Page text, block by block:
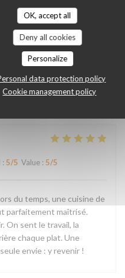
OK, accept all
Deny all cookies
Personalize
data protection policy
Cookie management policy
/5 Value:5/5
La cuisine de saison
grand merci aux cuisiniers
rentrer à pied sans trop
: 5/5 Value : 5/5
du temps, une cuisine de
parfaitement maîtrisé.
On sent le travail, la
chaque plat. Une
envie : y revenir !